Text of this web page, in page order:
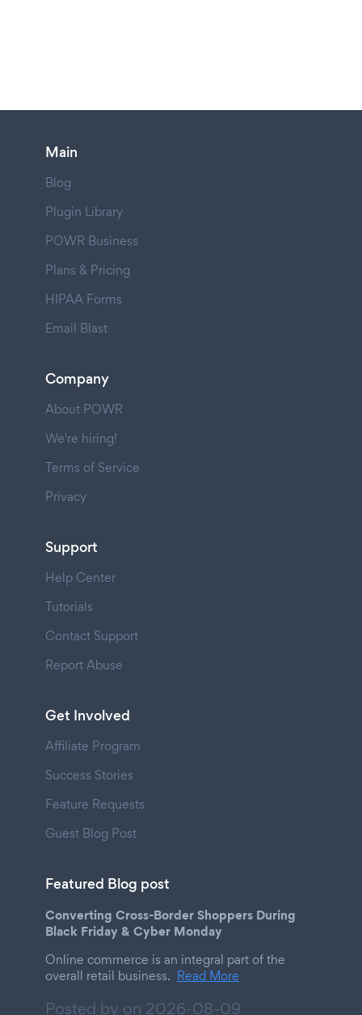
Main
Blog
Plugin Library
POWR Business
Plans & Pricing
HIPAA Forms
Email Blast
Company
About POWR
We're hiring!
Terms of Service
Privacy
Support
Help Center
Tutorials
Contact Support
Report Abuse
Get Involved
Affiliate Program
Success Stories
Feature Requests
Guest Blog Post
Featured Blog post
Converting Cross-Border Shoppers During
Black Friday & Cyber Monday
Online commerce is an integral part of the
overall retail business. Read More
Posted by on 2026-08-09